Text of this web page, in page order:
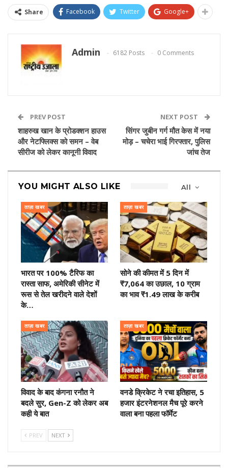
Share Facebook Twitter Google+
Admin 6182 Posts 0 Comments
PREV POST
शाहरुख खान के प्रोडक्शन हाउस
और नेटफ्लिक्स को समन – वेब
सीरीज को लेकर कानूनी विवाद
NEXT POST
सिंगर जुबीन गर्ग मौत केस में नया
मोड़ – चचेरा भाई गिरफ्तार, पुलिस
जांच तेज
All
YOU MIGHT ALSO LIKE
ताज़ा खबर
भारत पर 100% टैरिफ का
रास्ता साफ, अमेरिकी सीनेट में
रूस से तेल खरीदने वाले देशों
के…
ताज़ा खबर
सोने की कीमत में 5 दिन में
₹7,064 का उछाल, 10 ग्राम
का भाव ₹1.49 लाख के करीब
ताज़ा खबर
विवाद के बाद कंगना रनौत ने
बदले सुर, Gen-Z को लेकर अब
कही ये बात
ताज़ा खबर
वनडे क्रिकेट ने रचा इतिहास, 5
हजार इंटरनेशनल मैच पूरे करने
वाला बना पहला फॉर्मेट
PREV NEXT